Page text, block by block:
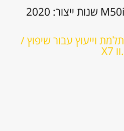
וייעוץ עבור שיפוץ /